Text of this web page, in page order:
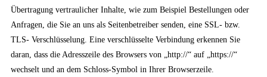
Übertragung vertraulicher Inhalte, wie zum Beispiel Bestellungen oder
Anfragen, die Sie an uns als Seitenbetreiber senden, eine SSL- bzw.
TLS- Verschlüsselung. Eine verschlüsselte Verbindung erkennen Sie
daran, dass die Adresszeile des Browsers von „http://“ auf „https://“
wechselt und an dem Schloss-Symbol in Ihrer Browserzeile.